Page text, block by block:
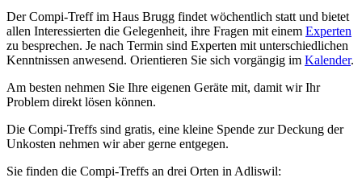
Der Compi-Treff im Haus Brugg findet wöchentlich statt und bietet
allen Interessierten die Gelegenheit, ihre Fragen mit einem Experten
zu besprechen. Je nach Termin sind Experten mit unterschiedlichen
Kenntnissen anwesend. Orientieren Sie sich vorgängig im Kalender.
Am besten nehmen Sie Ihre eigenen Geräte mit, damit wir Ihr
Problem direkt lösen können.
Die Compi-Treffs sind gratis, eine kleine Spende zur Deckung der
Unkosten nehmen wir aber gerne entgegen.
Sie finden die Compi-Treffs an drei Orten in Adliswil: